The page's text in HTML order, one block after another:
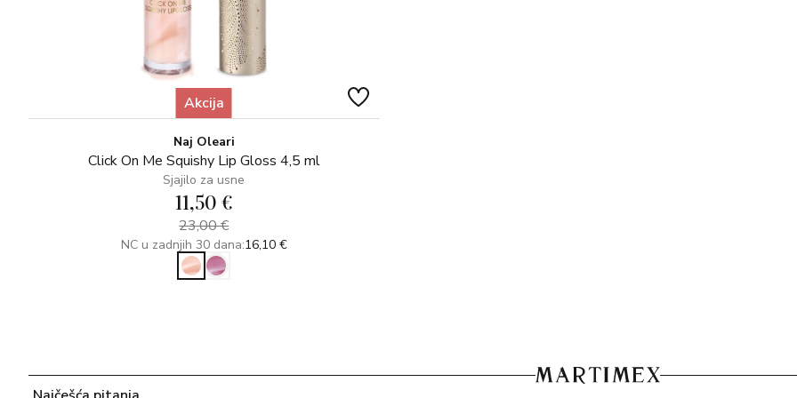
Akcija
Naj Oleari
Click On Me Squishy Lip Gloss 4,5 ml
Sjajilo za usne
11,50 €
23,00 €
NC u zadnjih 30 dana:16,10 €